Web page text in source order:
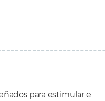
para estimular el